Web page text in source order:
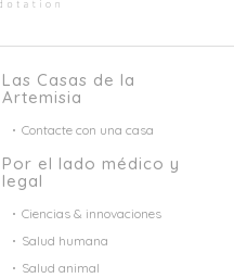
Las Casas de la
Artemisia
Contacte con una casa
Por el lado médico y
legal
Ciencias & innovaciones
Salud humana
Salud animal